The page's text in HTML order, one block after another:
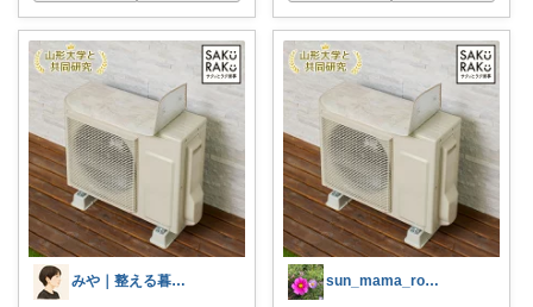
みや｜整える暮らし sun_mama_room